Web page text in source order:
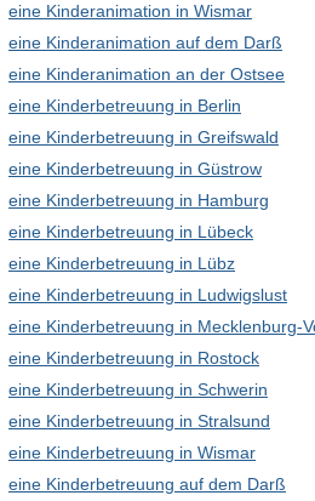
eine Kinderanimation in Wismar
eine Kinderanimation auf dem Darß
eine Kinderanimation an der Ostsee
eine Kinderbetreuung in Berlin
eine Kinderbetreuung in Greifswald
eine Kinderbetreuung in Güstrow
eine Kinderbetreuung in Hamburg
eine Kinderbetreuung in Lübeck
eine Kinderbetreuung in Lübz
eine Kinderbetreuung in Ludwigslust
eine Kinderbetreuung in Mecklenburg-
eine Kinderbetreuung in Rostock
eine Kinderbetreuung in Schwerin
eine Kinderbetreuung in Stralsund
eine Kinderbetreuung in Wismar
eine Kinderbetreuung auf dem Darß